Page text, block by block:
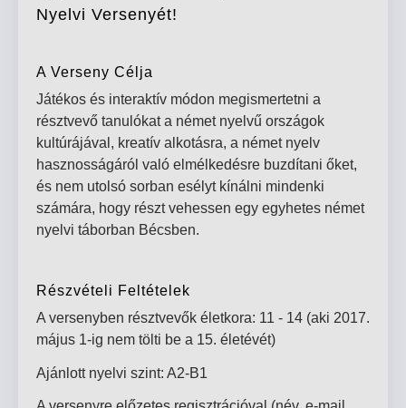
Nyelvi Versenyét!
A Verseny Célja
Játékos és interaktív módon megismertetni a
résztvevő tanulókat a német nyelvű országok
kultúrájával, kreatív alkotásra, a német nyelv
hasznosságáról való elmélkedésre buzdítani őket,
és nem utolsó sorban esélyt kínálni mindenki
számára, hogy részt vehessen egy egyhetes német
nyelvi táborban Bécsben.
Részvételi Feltételek
A versenyben résztvevők életkora: 11 - 14 (aki 2017.
május 1-ig nem tölti be a 15. életévét)
Ajánlott nyelvi szint: A2-B1